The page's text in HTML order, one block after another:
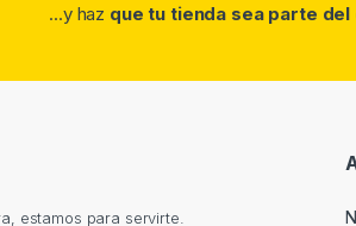
...y haz que tu tienda sea parte
estamos para servirte.